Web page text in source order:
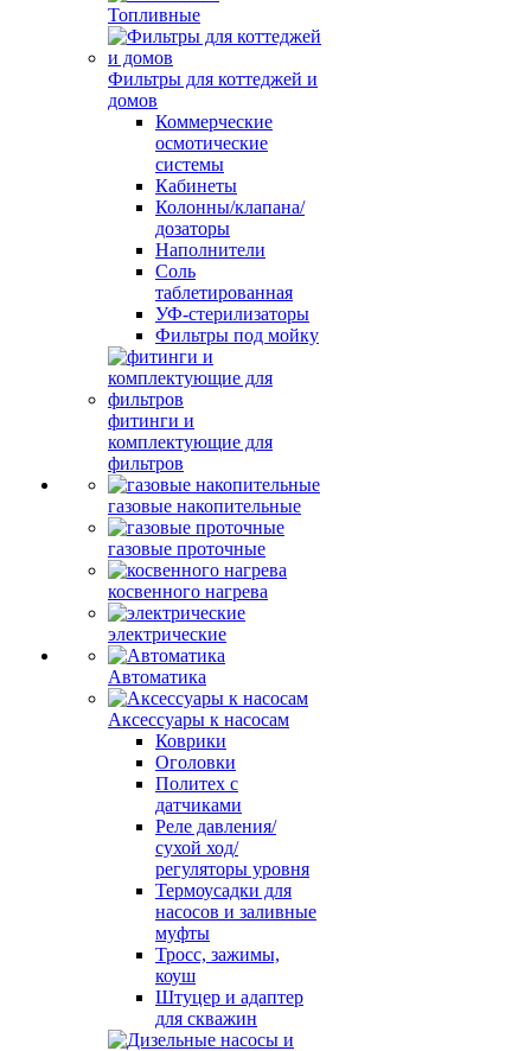
Топливные
Фильтры для коттеджей и
домов
Коммерческие
осмотические
системы
Кабинеты
Колонны/клапана/
дозаторы
Наполнители
Соль
таблетированная
УФ-стерилизаторы
Фильтры под мойку
фитинги и
комплектующие для
фильтров
газовые накопительные
газовые проточные
косвенного нагрева
электрические
Автоматика
Аксессуары к насосам
Коврики
Оголовки
Политех с
датчиками
Реле давления/
сухой ход/
регуляторы уровня
Термоусадки для
насосов и заливные
муфты
Тросс, зажимы,
коуш
Штуцер и адаптер
для скважин